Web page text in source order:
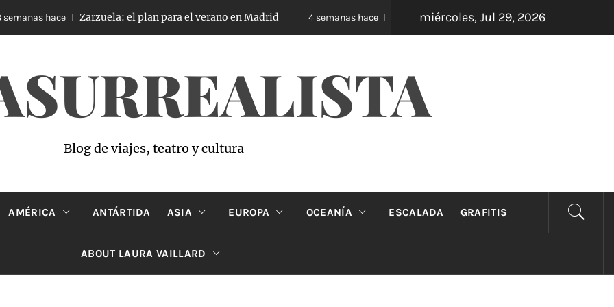
hace Zarzuela: el plan para el verano en Madrid 4 semanas hace Oveja Negra: el unipersonal que se ríe de los
miércoles, Jul 29, 2026
Blog de viajes, teatro y cultura
AMÉRICA ANTÁRTIDA ASIA EUROPA OCEANÍA ESCALADA GRAFITIS
ABOUT LAURA VAILLARD